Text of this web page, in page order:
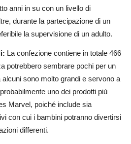
anni in su con un livello di
durante la partecipazione di un
la supervisione di un adulto.
La confezione contiene in totale 466
potrebbero sembrare pochi per un
sono molto grandi e servono a
uno dei prodotti più
Marvel, poiché include sia
con cui i bambini potranno divertirsi
differenti.